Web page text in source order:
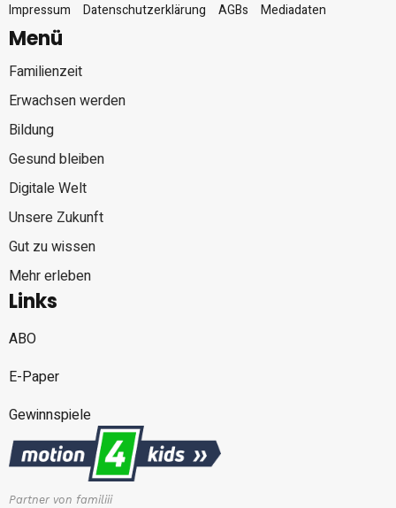
Impressum
Datenschutzerklärung AGBs Mediadaten
Menü
Familienzeit
Erwachsen werden
Bildung
Gesund bleiben
Digitale Welt
Unsere Zukunft
Gut zu wissen
Mehr erleben
Links
ABO
E-Paper
Gewinnspiele
Partner von familiii